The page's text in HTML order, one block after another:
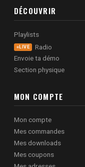
DÉCOUVRIR
Playlists
LIVE
Radio
Envoie ta démo
Section physique
MON COMPTE
Mon compte
Mes commandes
Mes downloads
Mes coupons